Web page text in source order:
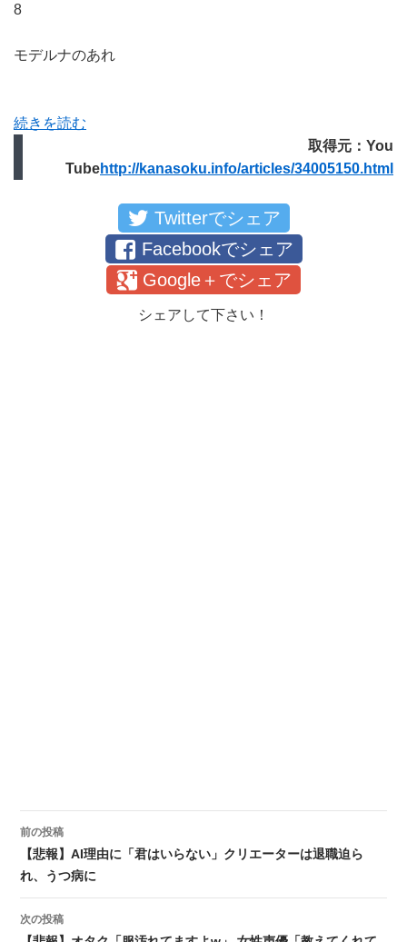
8
モデルナのあれ
続きを読む
取得元：You
Tubehttp://kanasoku.info/articles/34005150.html
Twitterでシェア
Facebookでシェア
Google＋でシェア
シェアして下さい！
投稿ナビゲーション
前の投稿
【悲報】AI理由に「君はいらない」クリエーターは退職迫ら
れ、うつ病に
次の投稿